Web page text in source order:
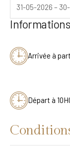
31-05-2026 –
Arrivée à
Départ à